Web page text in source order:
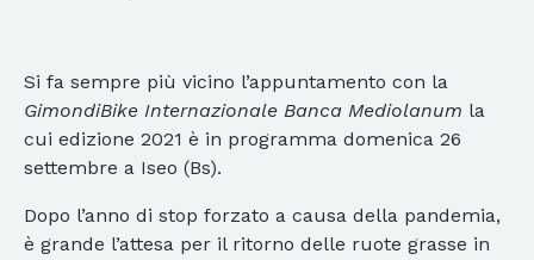
Si fa sempre più vicino l’appuntamento con la
GimondiBike Internazionale Banca Mediolanum la
cui edizione 2021 è in programma domenica 26
settembre a Iseo (Bs).
Dopo l’anno di stop forzato a causa della pandemia,
è grande l’attesa per il ritorno delle ruote grasse in